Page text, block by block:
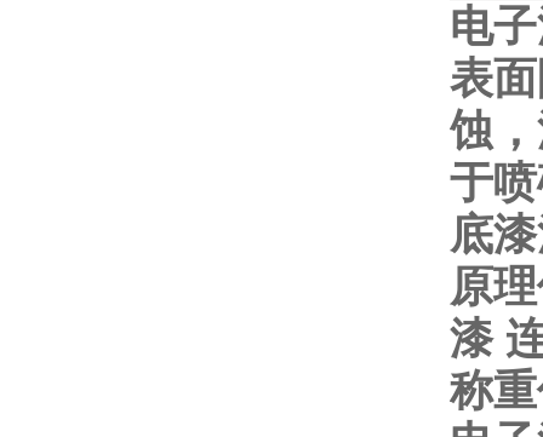
电
表
蚀
于
底
原
漆
称